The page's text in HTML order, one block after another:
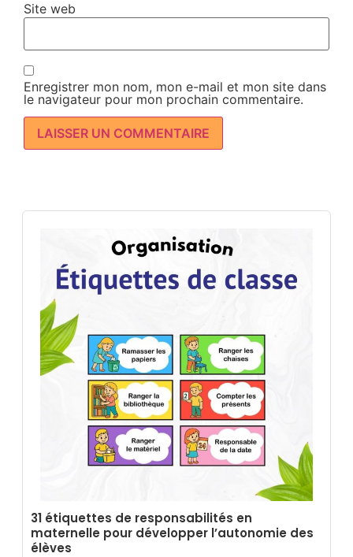
Site web
Enregistrer mon nom, mon e-mail et mon site dans
le navigateur pour mon prochain commentaire.
31 étiquettes de responsabilités en
maternelle pour développer l’autonomie des
élèves